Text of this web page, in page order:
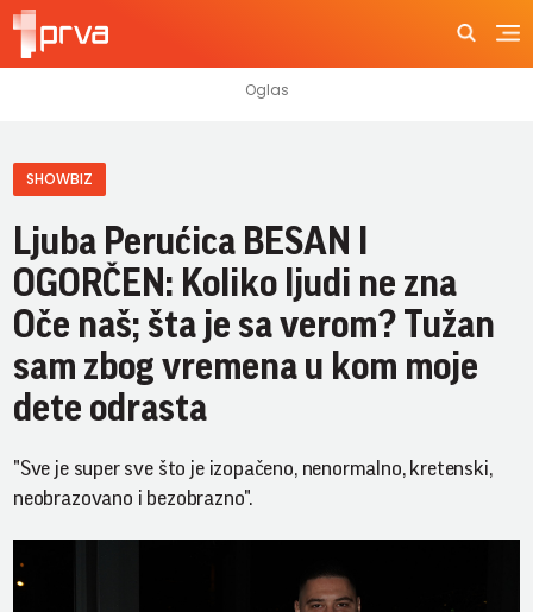
SHOWBIZ
Ljuba Perućica BESAN I
OGORČEN: Koliko ljudi ne zna
Oče naš; šta je sa verom? Tužan
sam zbog vremena u kom moje
dete odrasta
"Sve je super sve što je izopačeno, nenormalno, kretenski,
neobrazovano i bezobrazno".